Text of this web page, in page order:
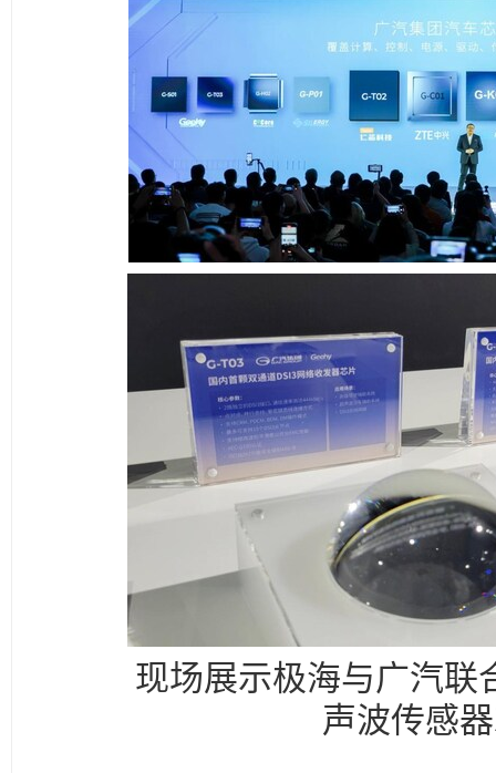
现场展示极海与广汽联
声波传感